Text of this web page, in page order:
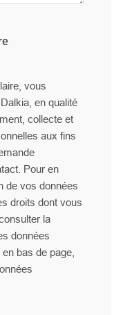
vous
en qualité
collecte et
aux fins
Pour en
de vos données
droits dont vous
la
données
bas de page,